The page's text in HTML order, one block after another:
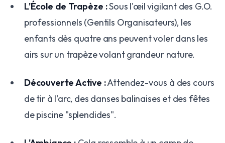
L'École de Trapèze :Sous l'œil vigilant des G.O.
professionnels (Gentils Organisateurs), les
enfants dès quatre ans peuvent voler dans les
airs sur un trapèze volant grandeur nature.
Découverte Active :Attendez-vous à des cours
de tir à l'arc, des danses balinaises et des fêtes
de piscine "splendides".